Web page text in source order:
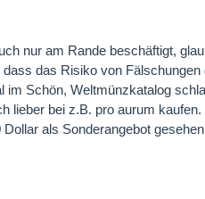
nur am Rande beschäftigt,
das Risiko von
im Schön, Weltmünzkatalog
lieber bei z.B. pro aurum
als Sonderangebot